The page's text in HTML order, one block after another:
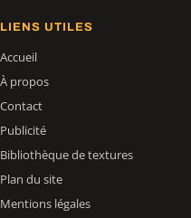
LIENS UTILES
Accueil
À propos
Contact
Publicité
Bibliothèque de textures
Plan du site
Mentions légales